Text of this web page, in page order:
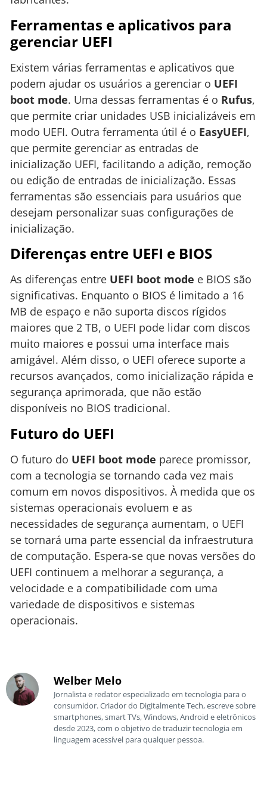
Ferramentas e aplicativos para
gerenciar UEFI
Existem várias ferramentas e aplicativos que
podem ajudar os usuários a gerenciar o UEFI
boot mode. Uma dessas ferramentas é o Rufus,
que permite criar unidades USB inicializáveis em
modo UEFI. Outra ferramenta útil é o EasyUEFI,
que permite gerenciar as entradas de
inicialização UEFI, facilitando a adição, remoção
ou edição de entradas de inicialização. Essas
ferramentas são essenciais para usuários que
desejam personalizar suas configurações de
inicialização.
Diferenças entre UEFI e BIOS
As diferenças entre UEFI boot mode e BIOS são
significativas. Enquanto o BIOS é limitado a 16
MB de espaço e não suporta discos rígidos
maiores que 2 TB, o UEFI pode lidar com discos
muito maiores e possui uma interface mais
amigável. Além disso, o UEFI oferece suporte a
recursos avançados, como inicialização rápida e
segurança aprimorada, que não estão
disponíveis no BIOS tradicional.
Futuro do UEFI
O futuro do UEFI boot mode parece promissor,
com a tecnologia se tornando cada vez mais
comum em novos dispositivos. À medida que os
sistemas operacionais evoluem e as
necessidades de segurança aumentam, o UEFI
se tornará uma parte essencial da infraestrutura
de computação. Espera-se que novas versões do
UEFI continuem a melhorar a segurança, a
velocidade e a compatibilidade com uma
variedade de dispositivos e sistemas
operacionais.
Welber Melo
Jornalista e redator especializado em tecnologia para o
consumidor. Criador do Digitalmente Tech, escreve sobre
smartphones, smart TVs, Windows, Android e eletrônicos
desde 2023, com o objetivo de traduzir tecnologia em
linguagem acessível para qualquer pessoa.